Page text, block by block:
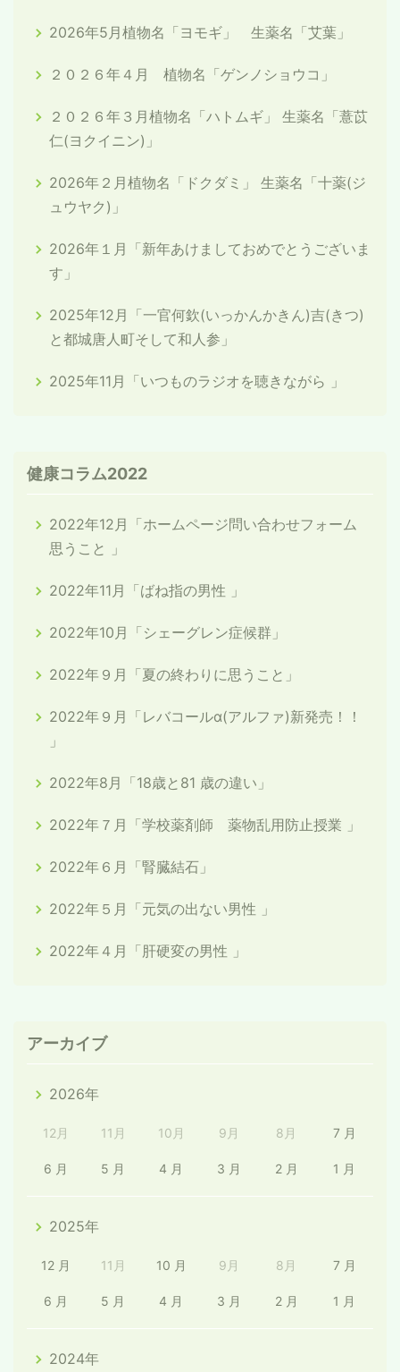
2026年5月植物名「ヨモギ」 生薬名「艾葉」
２０２６年４月 植物名「ゲンノショウコ」
２０２６年３月植物名「ハトムギ」 生薬名「薏苡
仁(ヨクイニン)」
2026年２月植物名「ドクダミ」 生薬名「十薬(ジ
ュウヤク)」
2026年１月「新年あけましておめでとうございま
す」
2025年12月「一官何欽(いっかんかきん)吉(きつ)
と都城唐人町そして和人参」
2025年11月「いつものラジオを聴きながら 」
健康コラム2022
2022年12月「ホームページ問い合わせフォーム
思うこと 」
2022年11月「ばね指の男性 」
2022年10月「シェーグレン症候群」
2022年９月「夏の終わりに思うこと」
2022年９月「レバコールα(アルファ)新発売！！
」
2022年8月「18歳と81 歳の違い」
2022年７月「学校薬剤師 薬物乱用防止授業 」
2022年６月「腎臓結石」
2022年５月「元気の出ない男性 」
2022年４月「肝硬変の男性 」
アーカイブ
2026年
12月 11月 10月 9月 8月 7 月
6 月 5 月 4 月 3 月 2 月 1 月
2025年
12 月 11月 10 月 9月 8月 7 月
6 月 5 月 4 月 3 月 2 月 1 月
2024年